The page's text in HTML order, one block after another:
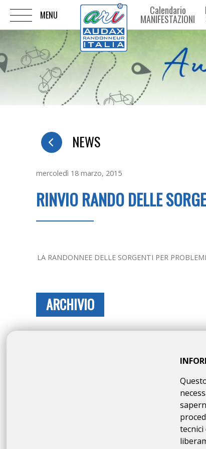
Calendario
MANIFESTAZIONI
NEWS
mercoledì 18 marzo, 2015
RINVIO RANDO DELLE
LA RANDONNEE DELLE SORGENTI PER
ARCHIVIO